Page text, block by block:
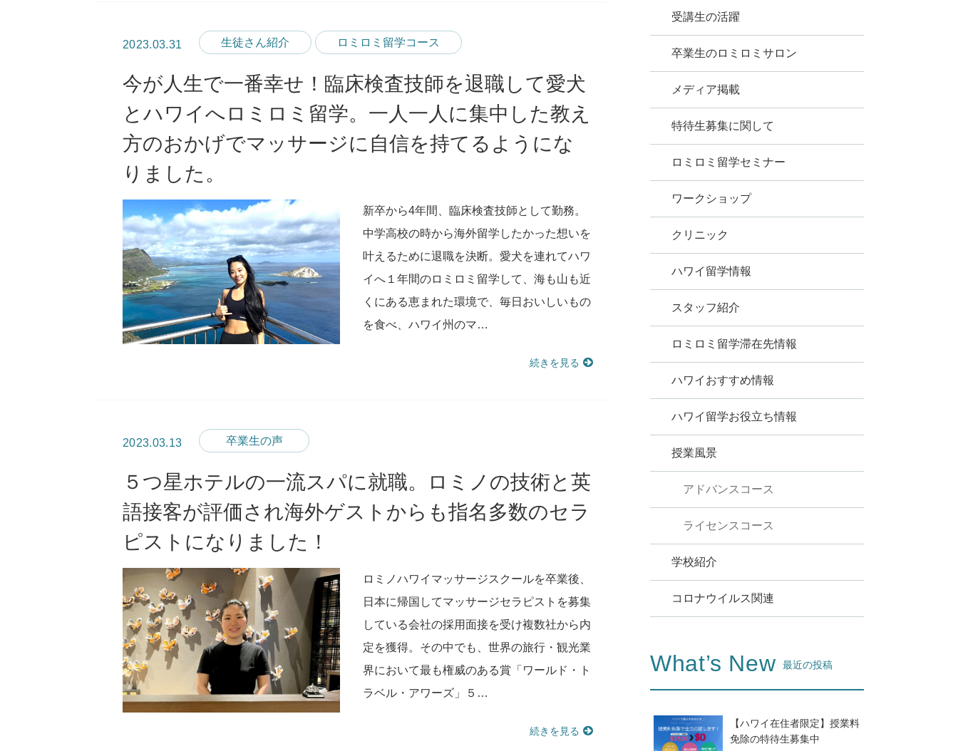
2023.03.31 生徒さん紹介 ロミロミ留学コース
今が人生で一番幸せ！臨床検査技師を退職して愛犬
とハワイへロミロミ留学。一人一人に集中した教え
方のおかげでマッサージに自信を持てるようにな
りました。
新卒から4年間、臨床検査技師として勤務。
中学高校の時から海外留学したかった想いを
叶えるために退職を決断。愛犬を連れてハワ
イへ１年間のロミロミ留学して、海も山も近
くにある恵まれた環境で、毎日おいしいもの
を食べ、ハワイ州のマ…
続きを見る
2023.03.13 卒業生の声
５つ星ホテルの一流スパに就職。ロミノの技術と英
語接客が評価され海外ゲストからも指名多数のセラ
ピストになりました！
ロミノハワイマッサージスクールを卒業後、
日本に帰国してマッサージセラピストを募集
している会社の採用面接を受け複数社から内
定を獲得。その中でも、世界の旅行・観光業
界において最も権威のある賞「ワールド・ト
ラベル・アワーズ」５…
続きを見る
受講生の活躍
卒業生のロミロミサロン
メディア掲載
特待生募集に関して
ロミロミ留学セミナー
ワークショップ
クリニック
ハワイ留学情報
スタッフ紹介
ロミロミ留学滞在先情報
ハワイおすすめ情報
ハワイ留学お役立ち情報
授業風景
アドバンスコース
ライセンスコース
学校紹介
コロナウイルス関連
What’s New 最近の投稿
【ハワイ在住者限定】授業料
免除の特待生募集中